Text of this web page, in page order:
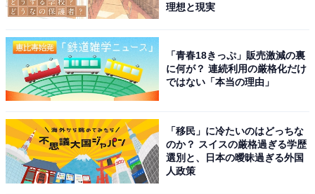
Logicool G ゲーミングマウス G304 LIGHTSPEED ワイ
ヤレス ゲーミング マウス 軽量 99g HERO 12Kセンサー 6
個プログラムボタン 250時間連続使用可能 ブラック PC
windows mac 国内正規品 【 ファイナルファンタジー
Amazonで見る
理想と現実
「青春18きっぷ」販売激減の裏
に何が？ 連続利用の厳格化だけ
ではない「本当の理由」
「移民」に冷たいのはどっちな
のか？ スイスの厳格過ぎる学歴
選別と、日本の曖昧過ぎる外国
人政策